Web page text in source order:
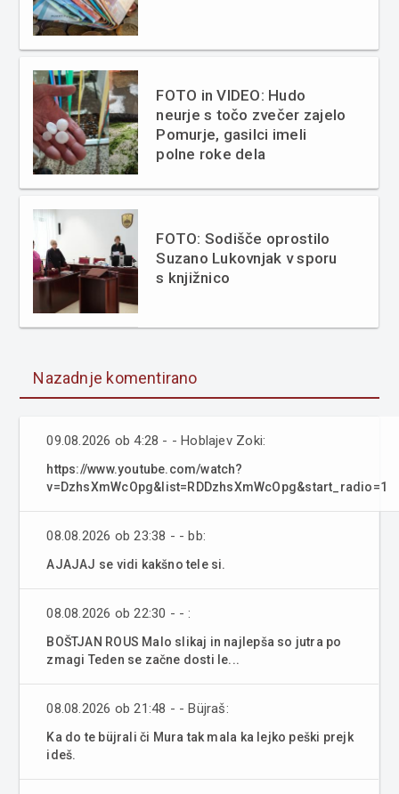
FOTO in VIDEO: Hudo
neurje s točo zvečer zajelo
Pomurje, gasilci imeli
polne roke dela
FOTO: Sodišče oprostilo
Suzano Lukovnjak v sporu
s knjižnico
Nazadnje komentirano
09.08.2026 ob 4:28 - - Hoblajev Zoki:
https://www.youtube.com/watch?
v=DzhsXmWcOpg&list=RDDzhsXmWcOpg&start_radio=1
08.08.2026 ob 23:38 - - bb:
AJAJAJ se vidi kakšno tele si.
08.08.2026 ob 22:30 - - :
BOŠTJAN ROUS Malo slikaj in najlepša so jutra po
zmagi Teden se začne dosti le...
08.08.2026 ob 21:48 - - Büjraš:
Ka do te büjrali či Mura tak mala ka lejko peški prejk
ideš.